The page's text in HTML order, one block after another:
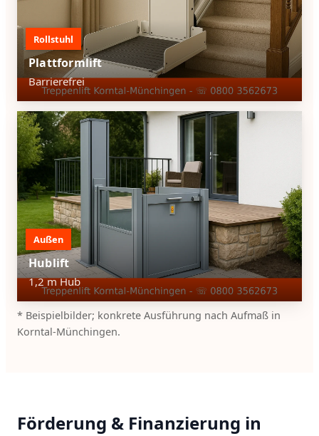
Rollstuhl
Plattformlift
Barrierefrei
Außen
Hublift
1,2 m Hub
* Beispielbilder; konkrete Ausführung nach Aufmaß in
Korntal-Münchingen.
Förderung & Finanzierung in